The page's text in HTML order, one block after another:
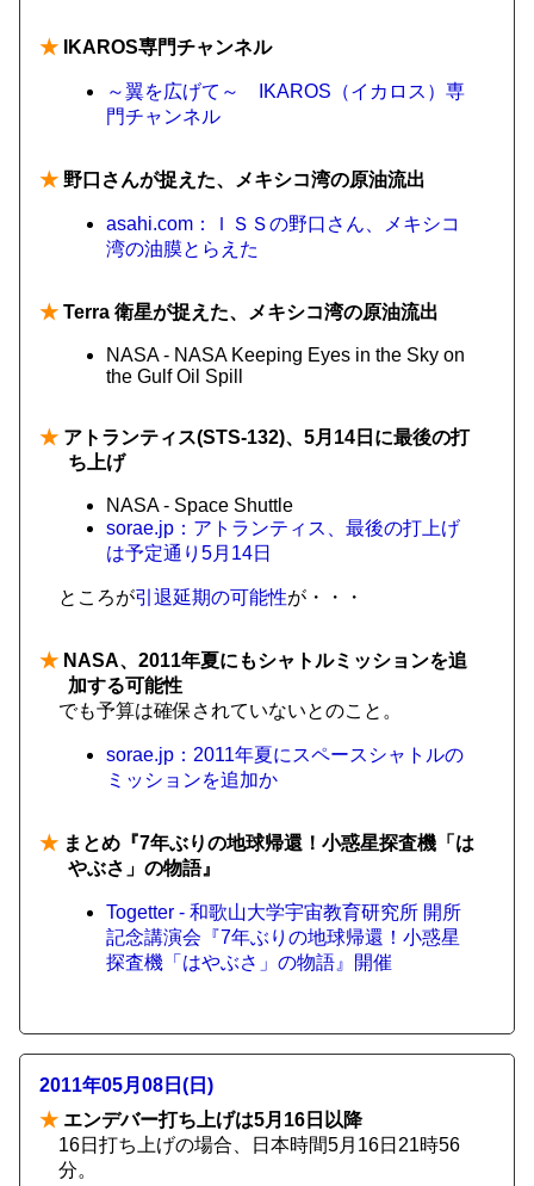
★ IKAROS専門チャンネル
～翼を広げて～ IKAROS（イカロス）専
門チャンネル
★ 野口さんが捉えた、メキシコ湾の原油流出
asahi.com：ＩＳＳの野口さん、メキシコ
湾の油膜とらえた
★ Terra 衛星が捉えた、メキシコ湾の原油流出
NASA - NASA Keeping Eyes in the Sky on
the Gulf Oil Spill
★ アトランティス(STS-132)、5月14日に最後の打
ち上げ
NASA - Space Shuttle
sorae.jp：アトランティス、最後の打上げ
は予定通り5月14日
ところが引退延期の可能性が・・・
★ NASA、2011年夏にもシャトルミッションを追
加する可能性
でも予算は確保されていないとのこと。
sorae.jp：2011年夏にスペースシャトルの
ミッションを追加か
★ まとめ『7年ぶりの地球帰還！小惑星探査機「は
やぶさ」の物語』
Togetter - 和歌山大学宇宙教育研究所 開所
記念講演会『7年ぶりの地球帰還！小惑星
探査機「はやぶさ」の物語』開催
2011年05月08日(日)
★ エンデバー打ち上げは5月16日以降
16日打ち上げの場合、日本時間5月16日21時56
分。